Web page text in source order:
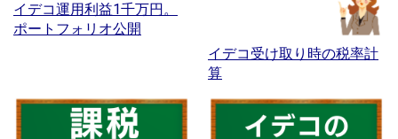
イデコ運用利益1千万円。
ポートフォリオ公開
イデコ受け取り時の税率計
算